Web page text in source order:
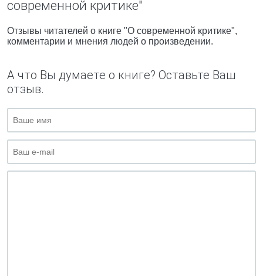
современной критике"
Отзывы читателей о книге "О современной критике",
комментарии и мнения людей о произведении.
А что Вы думаете о книге? Оставьте Ваш
отзыв.